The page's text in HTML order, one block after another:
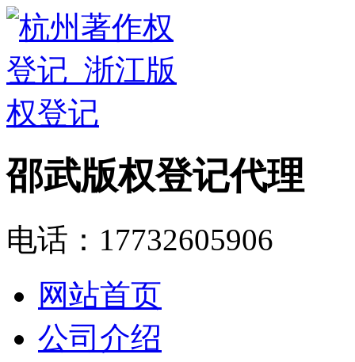
邵武版权登记代理
电话：17732605906
网站首页
公司介绍